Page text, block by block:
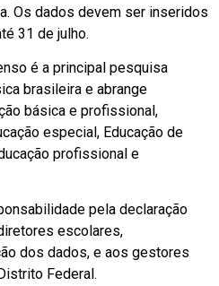
Os dados devem ser inseridos
31 de julho.
é a principal pesquisa
brasileira e abrange
básica e profissional,
especial, Educação de
profissional e
pela declaração
escolares,
dos dados, e aos gestores
Federal.